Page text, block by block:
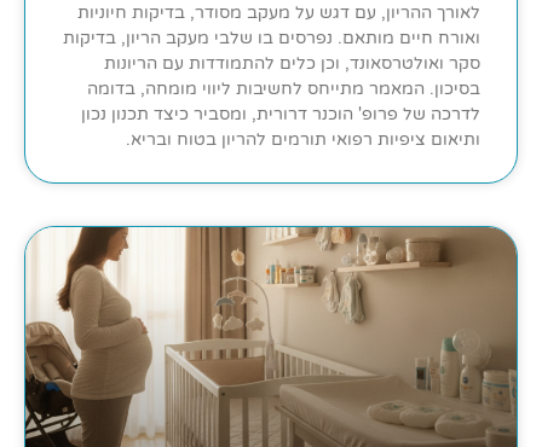
לאורך ההריון, עם דגש על מעקב מסודר, בדיקות חיוניות
ואורח חיים מותאם. נפרסים בו שלבי מעקב הריון, בדיקות
סקר ואולטרסאונד, וכן כלים להתמודדות עם הריונות
בסיכון. המאמר מתייחס לחשיבות ליווי מומחה, בדומה
לדרכה של פרופ' הוכנר דרורית, ומסביר כיצד תכנון נכון
ותיאום ציפיות רפואי תורמים להריון בטוח ובריא.